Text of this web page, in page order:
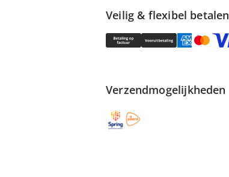
Veilig & flexibel betalen
Verzendmogelijkheden